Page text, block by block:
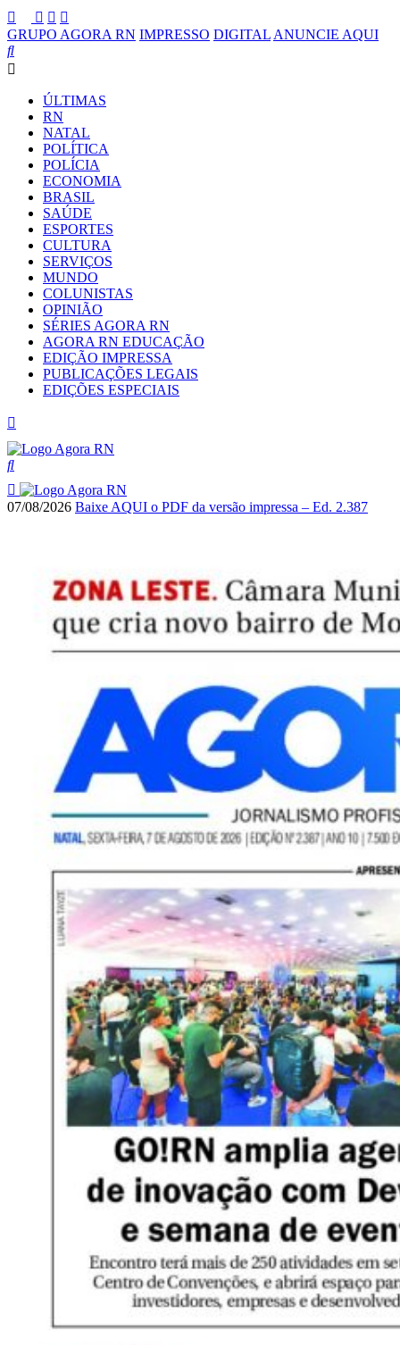
GRUPO AGORA RN IMPRESSO DIGITAL ANUNCIE AQUI
ÚLTIMAS
RN
NATAL
POLÍTICA
POLÍCIA
ECONOMIA
BRASIL
SAÚDE
ESPORTES
CULTURA
SERVIÇOS
MUNDO
COLUNISTAS
OPINIÃO
SÉRIES AGORA RN
AGORA RN EDUCAÇÃO
EDIÇÃO IMPRESSA
PUBLICAÇÕES LEGAIS
EDIÇÕES ESPECIAIS
07/08/2026 Baixe AQUI o PDF da versão impressa – Ed. 2.387